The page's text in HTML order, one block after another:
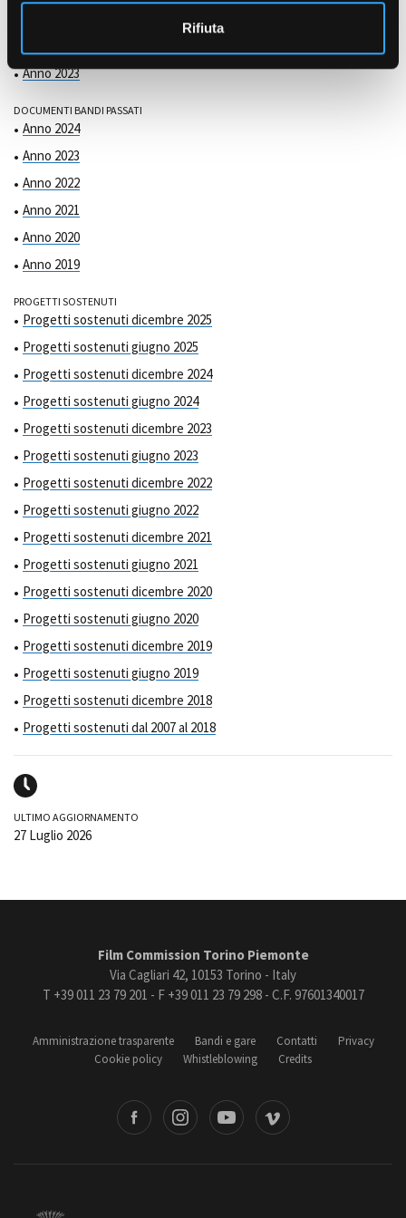
Rifiuta
Anno 2023
DOCUMENTI BANDI PASSATI
Anno 2024
Anno 2023
Anno 2022
Anno 2021
Anno 2020
Anno 2019
PROGETTI SOSTENUTI
Progetti sostenuti dicembre 2025
Progetti sostenuti giugno 2025
Progetti sostenuti dicembre 2024
Progetti sostenuti giugno 2024
Progetti sostenuti dicembre 2023
Progetti sostenuti giugno 2023
Progetti sostenuti dicembre 2022
Progetti sostenuti giugno 2022
Progetti sostenuti dicembre 2021
Progetti sostenuti giugno 2021
Progetti sostenuti dicembre 2020
Progetti sostenuti giugno 2020
Progetti sostenuti dicembre 2019
Progetti sostenuti giugno 2019
Progetti sostenuti dicembre 2018
Progetti sostenuti dal 2007 al 2018
ULTIMO AGGIORNAMENTO
27 Luglio 2026
Film Commission Torino Piemonte
Via Cagliari 42, 10153 Torino - Italy
T +39 011 23 79 201 - F +39 011 23 79 298 - C.F. 97601340017
Amministrazione trasparente Bandi e gare Contatti
Privacy
Cookie policy
Whistleblowing Credits
Vimeo